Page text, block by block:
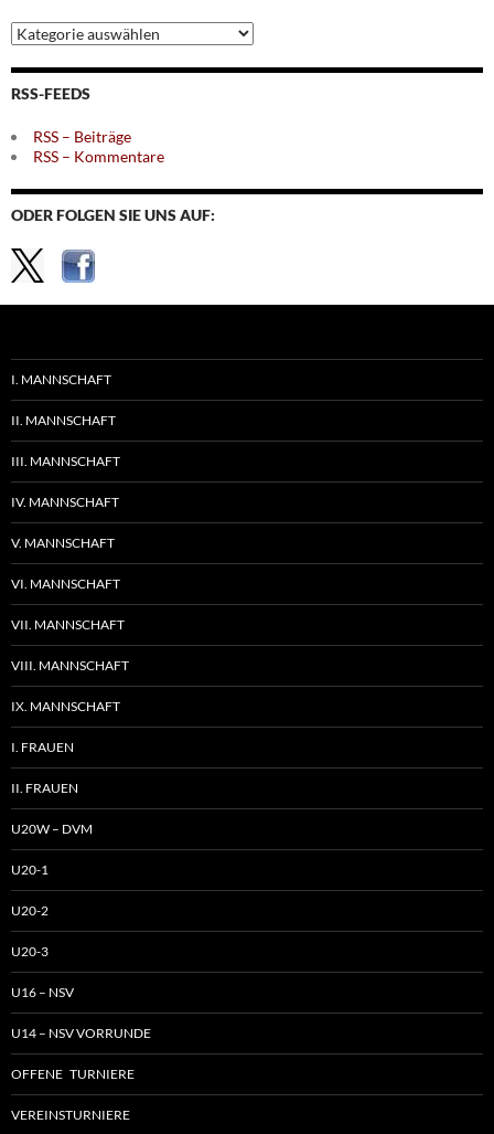
Archiv
nach
Themen
RSS-FEEDS
RSS – Beiträge
RSS – Kommentare
ODER FOLGEN SIE UNS AUF:
I. MANNSCHAFT
II. MANNSCHAFT
III. MANNSCHAFT
IV. MANNSCHAFT
V. MANNSCHAFT
VI. MANNSCHAFT
VII. MANNSCHAFT
VIII. MANNSCHAFT
IX. MANNSCHAFT
I. FRAUEN
II. FRAUEN
U20W – DVM
U20-1
U20-2
U20-3
U16 – NSV
U14 – NSV VORRUNDE
OFFENE TURNIERE
VEREINSTURNIERE